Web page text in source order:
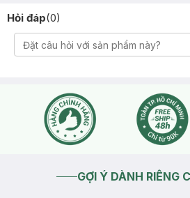
Hỏi đáp(0)
GỢI Ý DÀNH RIÊNG